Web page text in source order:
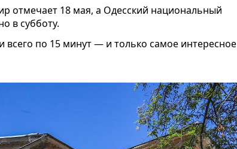
отмечает 18 мая, а Одесский национальный
в субботу.
всего по 15 минут — и только самое интересное